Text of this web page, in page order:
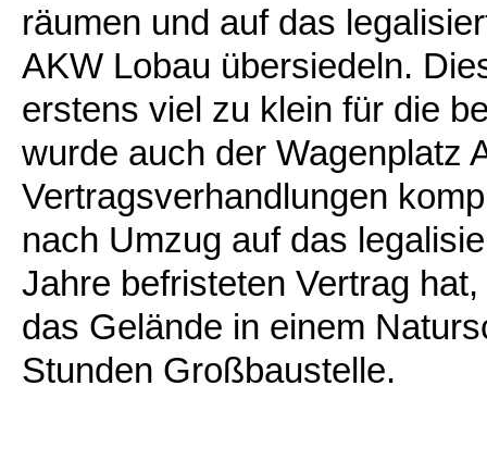
räumen und auf das
AKW Lobau übersiedeln.
erstens viel zu klein für die
wurde auch der Wagenplatz
Vertragsverhandlungen
nach Umzug auf das
Jahre befristeten Vertrag
das Gelände in einem
Stunden Großbaustelle.